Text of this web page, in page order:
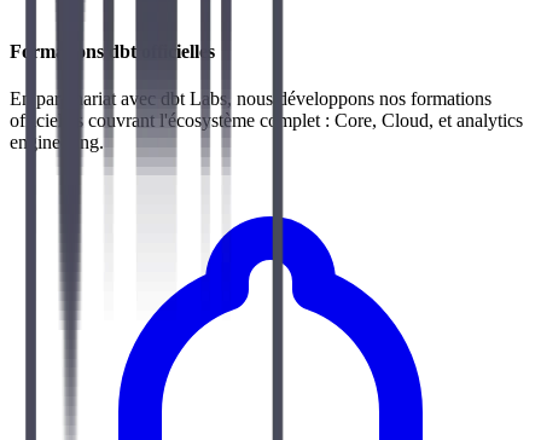
Formations dbt officielles
En partenariat avec dbt Labs, nous développons nos formations
officielles couvrant l'écosystème complet : Core, Cloud, et analytics
engineering.